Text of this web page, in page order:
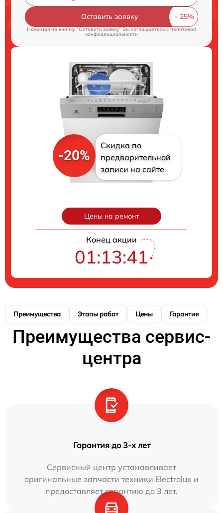
Оставить заявку
Нажимая на кнопку "Оставить заявку" Вы соглашаетесь c политикой
конфиденциальности
-20%
Скидка по
предварительной
записи на сайте
Цены на ремонт
Конец акции
01:13:40
Преимущества Этапы работ Цены Гарантия
Преимущества сервис-
центра
Гарантия до 3-х лет
Сервисный центр устанавливает
оригинальные запчасти техники Electrolux и
предоставляет гарантию до 3 лет.